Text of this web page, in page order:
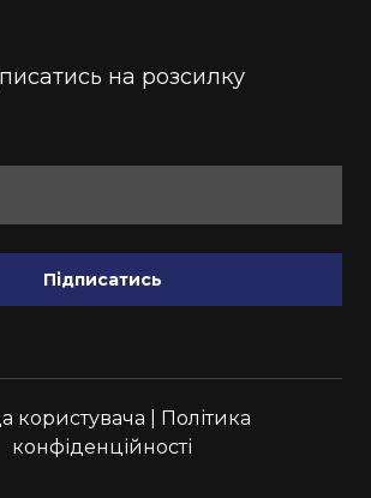
на розсилку
Підписатись
користувача
Політика
конфіденційності